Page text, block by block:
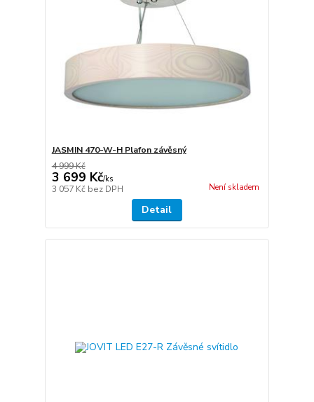
JASMIN 470-W-H Plafon závěsný
4 999 Kč
3 699 Kč/ks
3 057 Kč bez DPH Není skladem
Detail